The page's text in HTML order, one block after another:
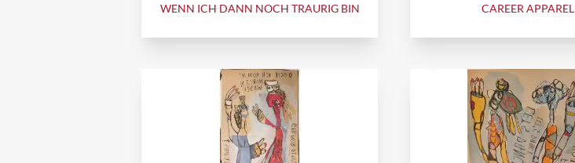
WENN ICH DANN NOCH TRAURIG BIN CAREER APPAREL